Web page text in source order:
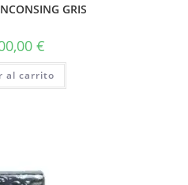
GRIS
€
al carrito